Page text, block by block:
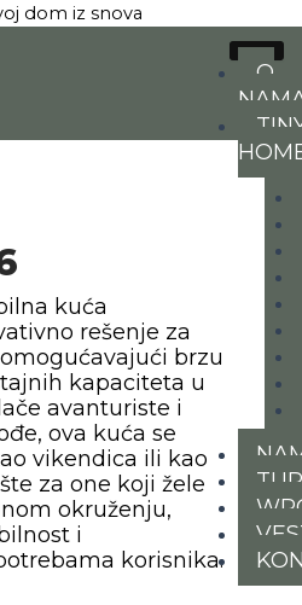
dom iz snova
O
kuća
rešenje za
brzu
kapaciteta u
avanturiste i
ova kuća se
vikendica ili kao
za one koji žele
okruženju,
i
korisnika.